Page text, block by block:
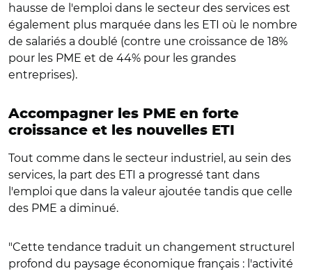
hausse de l'emploi dans le secteur des services est
également plus marquée dans les ETI où le nombre
de salariés a doublé (contre une croissance de 18%
pour les PME et de 44% pour les grandes
entreprises).
Accompagner les PME en forte
croissance et les nouvelles ETI
Tout comme dans le secteur industriel, au sein des
services, la part des ETI a progressé tant dans
l'emploi que dans la valeur ajoutée tandis que celle
des PME a diminué.
"Cette tendance traduit un changement structurel
profond du paysage économique français : l'activité